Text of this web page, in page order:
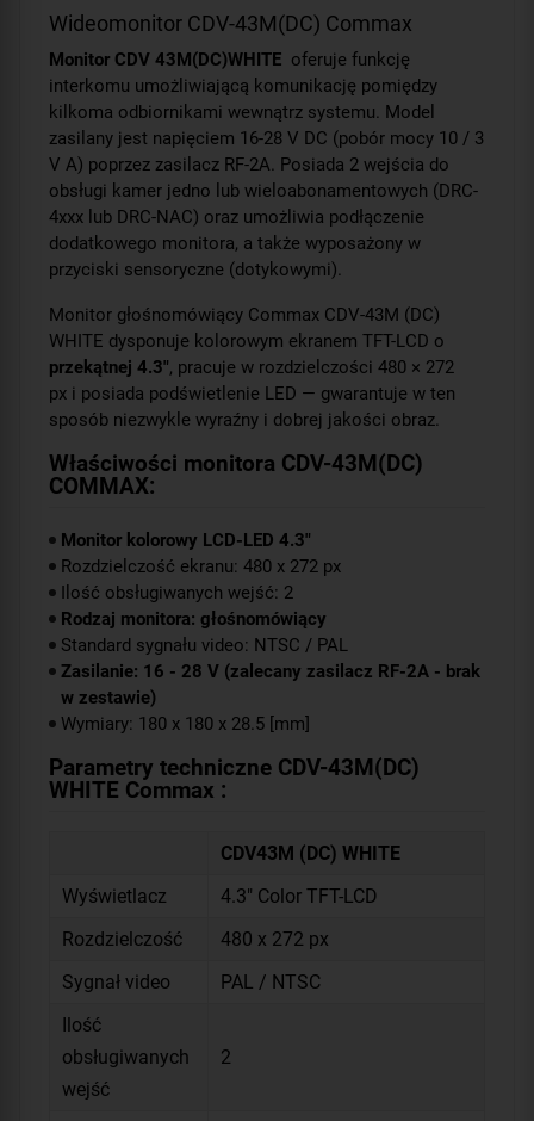
Wideomonitor CDV-43M(DC) Commax
Monitor CDV 43M(DC)WHITE oferuje funkcję
interkomu umożliwiającą komunikację pomiędzy
kilkoma odbiornikami wewnątrz systemu. Model
zasilany jest napięciem 16-28 V DC (pobór mocy 10 / 3
V A) poprzez zasilacz RF-2A. Posiada 2 wejścia do
obsługi kamer jedno lub wieloabonamentowych (DRC-
4xxx lub DRC-NAC) oraz umożliwia podłączenie
dodatkowego monitora, a także wyposażony w
przyciski sensoryczne (dotykowymi).
Monitor głośnomówiący Commax CDV-43M (DC)
WHITE dysponuje kolorowym ekranem TFT-LCD o
przekątnej 4.3", pracuje w rozdzielczości 480 × 272
px i posiada podświetlenie LED — gwarantuje w ten
sposób niezwykle wyraźny i dobrej jakości obraz.
Właściwości monitora CDV-43M(DC)
COMMAX:
Monitor kolorowy LCD-LED 4.3"
Rozdzielczość ekranu: 480 x 272 px
Ilość obsługiwanych wejść: 2
Rodzaj monitora: głośnomówiący
Standard sygnału video: NTSC / PAL
Zasilanie: 16 - 28 V (zalecany zasilacz RF-2A - brak
w zestawie)
Wymiary: 180 x 180 x 28.5 [mm]
Parametry techniczne CDV-43M(DC)
WHITE Commax :
CDV43M (DC) WHITE
Wyświetlacz
4.3" Color TFT-LCD
Rozdzielczość
480 x 272 px
Sygnał video
PAL / NTSC
Ilość
obsługiwanych
wejść
2